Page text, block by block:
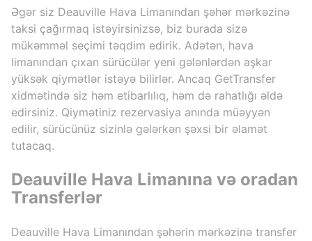
Әgər siz Deauville Hava Limanından şəhər mərkəzinə
taksi çağırmaq istəyirsinizsə, biz burada sizə
mükəmməl seçimi təqdim edirik. Adətən, hava
limanından çıxan sürücülər yeni gələnlərdən aşkar
yüksək qiymətlər istəyə bilirlər. Ancaq GetTransfer
xidmətində siz həm etibarlılıq, həm də rahatlığı əldə
edirsiniz. Qiymətiniz rezervasiya anında müəyyən
edilir, sürücünüz sizinlə gələrkən şəxsi bir əlamət
tutacaq.
Deauville Hava Limanına və oradan
Transferlər
Deauville Hava Limanından şəhərin mərkəzinə transfer